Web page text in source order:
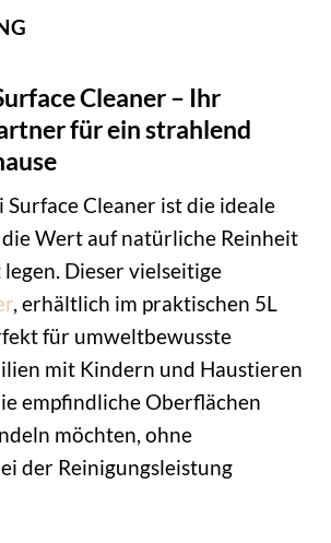
Cleaner – Ihr
für ein strahlend
Cleaner ist die ideale
Wert auf natürliche Reinheit
Dieser vielseitige
, erhältlich im praktischen 5L
für umweltbewusste
mit Kindern und Haustieren
empfindliche Oberflächen
möchten, ohne
der Reinigungsleistung